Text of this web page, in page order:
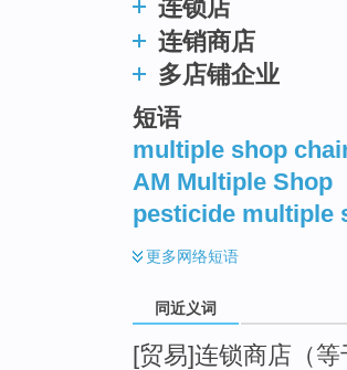
连锁店
连销商店
多店铺企业
短语
multiple shop
AM Multiple Shop
pesticide multiple
更多网络短语
同近义词
[贸易]连锁商店（